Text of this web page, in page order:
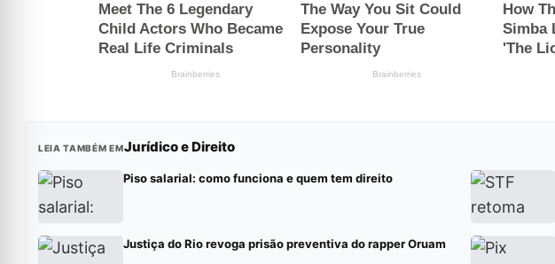
LEIA TAMBÉM EMJurídico e Direito
Piso salarial: como funciona e quem tem direito
Justiça do Rio revoga prisão preventiva do rapper Oruam